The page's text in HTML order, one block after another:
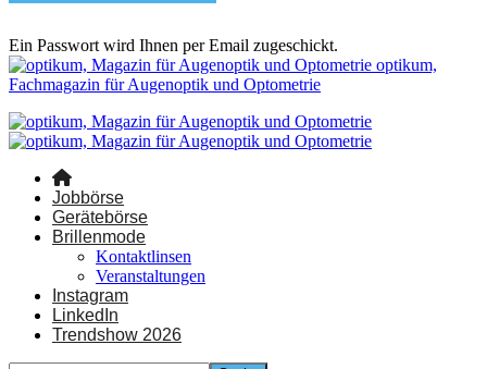
Ein Passwort wird Ihnen per Email zugeschickt.
optikum,
Fachmagazin für Augenoptik und Optometrie
Jobbörse
Gerätebörse
Brillenmode
Kontaktlinsen
Veranstaltungen
Instagram
LinkedIn
Trendshow 2026